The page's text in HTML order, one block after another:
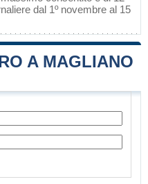
dal 1º novembre al 15
A MAGLIANO